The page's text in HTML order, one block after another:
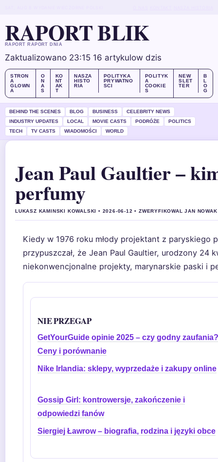
RAPORT BLIK
RAPORT RAPORT DNIA
Zaktualizowano 23:15 16 artykulow dzis
STRON
A
GLOWN
A
O
N
A
S
KO
NT
AK
T
NASZA
HISTO
RIA
POLITYKA
PRYWATNO
SCI
POLITYK
A
COOKIE
S
NEW
SLET
TER
B
L
O
G
BEHIND THE SCENES BLOG BUSINESS
CELEBRITY NEWS
INDUSTRY UPDATES
LOCAL MOVIE CASTS PODRÓŻE
POLITICS
TECH
TV CASTS WIADOMOŚCI WORLD
Jean Paul Gaultier –
perfumy
LUKASZ KAMINSKI KOWALSKI • 2026-06-12 • ZWERYFIKOWAL JAN NOWAK
Kiedy w 1976 roku młody projektant z
przypuszczał, że Jean Paul Gaultier, urodzony
niekonwencjonalne projekty, marynarskie paski i
NIE PRZEGAP
GetYourGuide opinie 2025 – czy godny zaufania?
Ceny i porównanie
Nike Irlandia: sklepy, wyprzedaże i zakupy online
Gossip Girl: kontrowersje, zakończenie i
odpowiedzi fanów
Siergiej Ławrow – biografia, rodzina i języki obce